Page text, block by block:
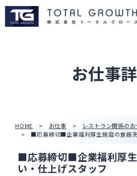
お仕事
HOME お仕事
レストラン関係のお
■応募締切■企業福利厚生施設の食器
■応募締切■企業福利厚
い・仕上げスタッフ